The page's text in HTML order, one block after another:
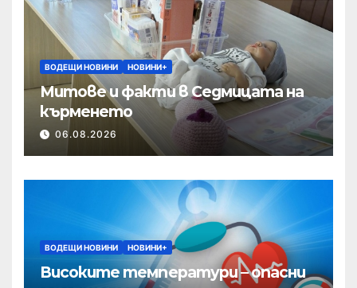
ВОДЕЩИ НОВИНИ НОВИНИ+
Митове и факти в Седмицата на
кърменето
06.08.2026
ВОДЕЩИ НОВИНИ НОВИНИ+
Високите температури – опасни